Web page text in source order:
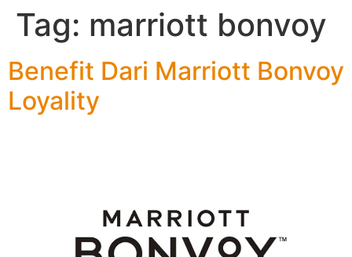
Tag: marriott bonvoy
Benefit Dari Marriott Bonvoy
Loyality